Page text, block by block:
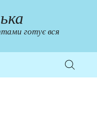
готує вся